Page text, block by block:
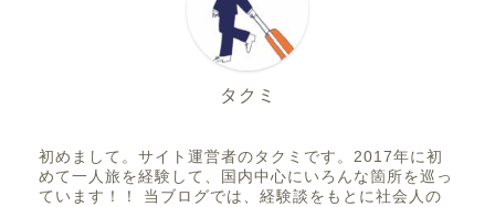
タクミ
初めまして。サイト運営者のタクミです。2017年に初
めて一人旅を経験して、国内中心にいろんな箇所を巡っ
ています！！ 当ブログでは、経験談をもとに社会人の